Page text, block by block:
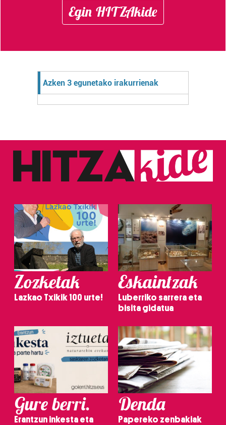
Egin HITZAkide
Azken 3 egunetako irakurrienak
Zozketak
Lazkao Txikik 100 urte!
Eskaintzak
Luberriko sarrera eta
bisita gidatua
Gure berri.
Erantzun inkesta eta
Denda
Papereko zenbakiak